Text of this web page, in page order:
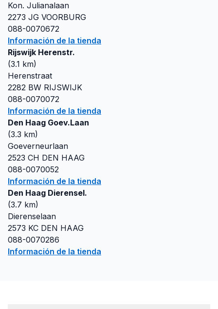
Kon. Julianalaan
2273 JG VOORBURG
088-0070672
Información de la tienda
Rijswijk Herenstr.
(3.1 km)
Herenstraat
2282 BW RIJSWIJK
088-0070072
Información de la tienda
Den Haag Goev.Laan
(3.3 km)
Goeverneurlaan
2523 CH DEN HAAG
088-0070052
Información de la tienda
Den Haag Dierensel.
(3.7 km)
Dierenselaan
2573 KC DEN HAAG
088-0070286
Información de la tienda